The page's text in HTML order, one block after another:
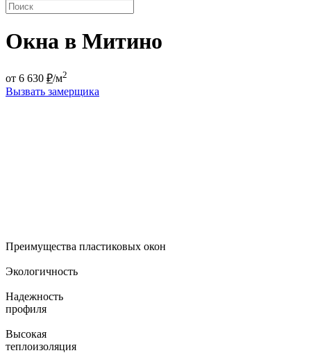
Окна в Митино
от 6 630 ₽/м2
Вызвать замерщика
Преимущества пластиковых окон
Экологичность
Надежность
профиля
Высокая
теплоизоляция